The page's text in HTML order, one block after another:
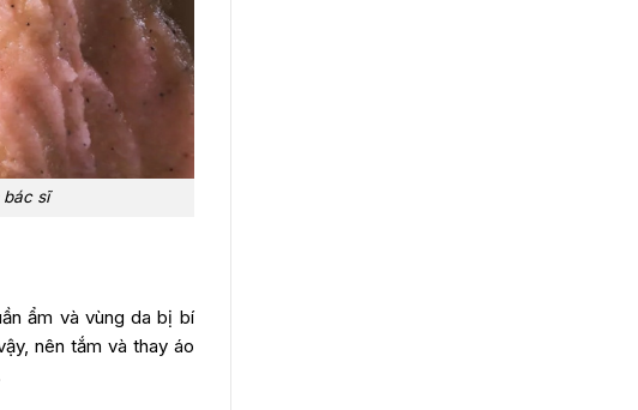
bác sĩ
ẩm và vùng da bị bí
nên tắm và thay áo